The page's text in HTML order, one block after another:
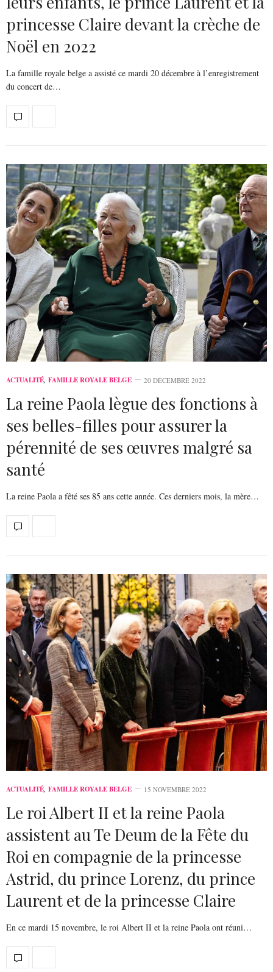
princesse Claire devant la crèche de
Noël en 2022
La famille royale belge a assisté ce mardi 20 décembre à l’enregistrement
du concert de…
ACTUALITÉ, FAMILLE ROYALE BELGE 20 DÉCEMBRE 2022
La reine Paola lègue des fonctions à
ses belles-filles pour assurer la
pérennité de ses œuvres malgré sa
santé
La reine Paola a fêté ses 85 ans cette année. Ces derniers mois, la mère…
ACTUALITÉ, FAMILLE ROYALE BELGE 15 NOVEMBRE 2022
Le roi Albert II et la reine Paola
assistent au Te Deum de la Fête du
Roi en compagnie de la princesse
Astrid, du prince Lorenz, du prince
Laurent et de la princesse Claire
En ce mardi 15 novembre, le roi Albert II et la reine Paola ont réuni…